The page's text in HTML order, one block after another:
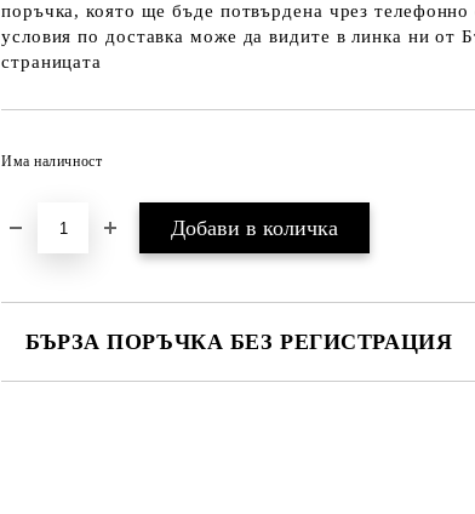
поръчка, която ще бъде потвърдена чрез телефонно
условия по доставка може да видите в линка ни от
страницата
Има наличност
БЪРЗА ПОРЪЧКА БЕЗ РЕГИСТРАЦИЯ